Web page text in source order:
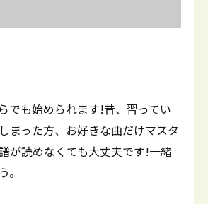
でも始められます!昔、習ってい
まった方、お好きな曲だけマスタ
が読めなくても大丈夫です!一緒
。